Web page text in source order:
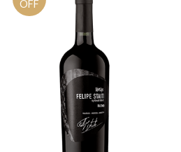
OFF